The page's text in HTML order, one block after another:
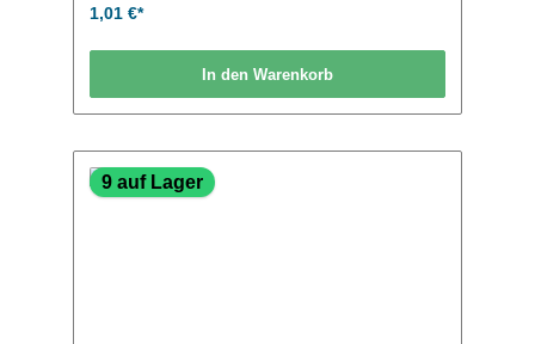
1,01 €*
In den Warenkorb
9 auf Lager